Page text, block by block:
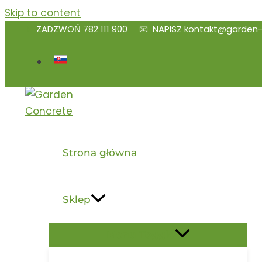
Skip to content
ZADZWOŃ 782 111 900 📧 NAPISZ
Strona główna
Sklep